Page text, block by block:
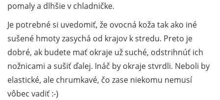
pomaly a dlhšie v chladničke.
Je potrebné si uvedomiť, že ovocná koža tak ako iné
sušené hmoty zasychá od krajov k stredu. Preto je
dobré, ak budete mať okraje už suché, odstrihnúť ich
nožnicami a sušiť ďalej. Ináč by okraje stvrdli. Neboli by
elastické, ale chrumkavé, čo zase niekomu nemusí
vôbec vadiť :-)